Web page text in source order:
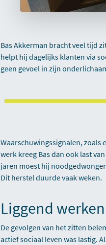
Bas Akkerman bracht veel tijd
helpt hij dagelijks klanten via
geen gevoel in zijn
Waarschuwingssignalen, zoals
werk kreeg Bas dan ook last
jaren moest hij
Dit herstel duurde vaak weken.
Liggend
De gevolgen van het zitten
actief sociaal leven was lastig.